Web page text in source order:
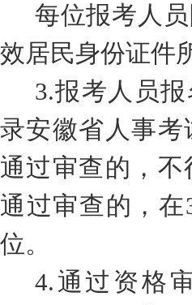
每位报考人
效居民身份证件
3.报考人员报
录安徽省人事
通过审查的，
通过审查的，在
位。
4. 通过资格